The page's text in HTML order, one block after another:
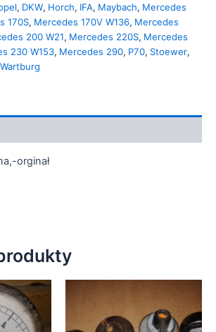
, DKW, Horch, IFA, Maybach, Mercedes
170S, Mercedes 170V W136, Mercedes
200 W21, Mercedes 220S, Mercedes
230 W153, Mercedes 290, P70, Stoewer,
Wartburg
orginał